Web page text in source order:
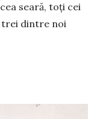
seară, toți cei
trei dintre noi